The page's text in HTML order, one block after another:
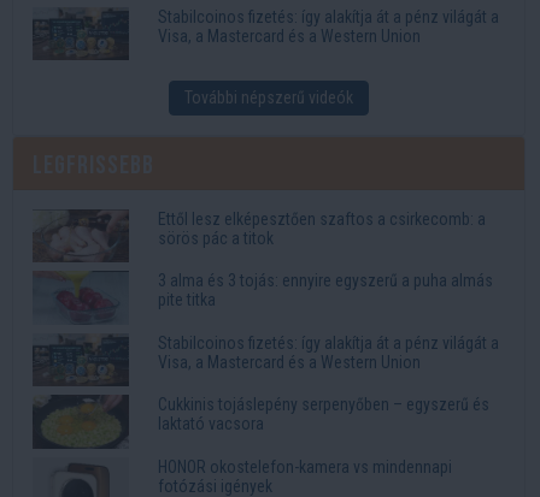
Stabilcoinos fizetés: így alakítja át a pénz világát a
Visa, a Mastercard és a Western Union
További népszerű videók
Ettől lesz elképesztően szaftos a csirkecomb: a
sörös pác a titok
3 alma és 3 tojás: ennyire egyszerű a puha almás
pite titka
Stabilcoinos fizetés: így alakítja át a pénz világát a
Visa, a Mastercard és a Western Union
Cukkinis tojáslepény serpenyőben – egyszerű és
laktató vacsora
HONOR okostelefon-kamera vs mindennapi
fotózási igények